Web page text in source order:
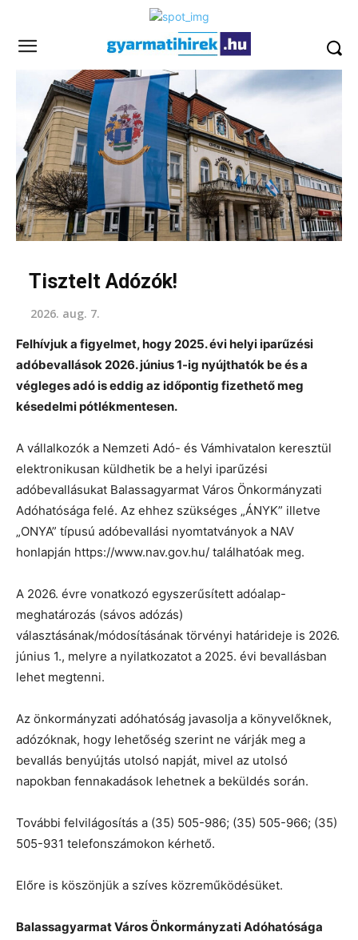
Tisztelt Adózók!
2026. aug. 7.
Felhívjuk a figyelmet, hogy 2025. évi helyi iparűzési
adóbevallások 2026. június 1-ig nyújthatók be és a
végleges adó is eddig az időpontig fizethető meg
késedelmi pótlékmentesen.
A vállalkozók a Nemzeti Adó- és Vámhivatalon keresztül
elektronikusan küldhetik be a helyi iparűzési
adóbevallásukat Balassagyarmat Város Önkormányzati
Adóhatósága felé. Az ehhez szükséges „ÁNYK” illetve
„ONYA” típusú adóbevallási nyomtatványok a NAV
honlapján https://www.nav.gov.hu/ találhatóak meg.
A 2026. évre vonatkozó egyszerűsített adóalap-
meghatározás (sávos adózás)
választásának/módosításának törvényi határideje is 2026.
június 1., melyre a nyilatkozatot a 2025. évi bevallásban
lehet megtenni.
Az önkormányzati adóhatóság javasolja a könyvelőknek,
adózóknak, hogy lehetőség szerint ne várják meg a
bevallás benyújtás utolsó napját, mivel az utolsó
napokban fennakadások lehetnek a beküldés során.
További felvilágosítás a (35) 505-986; (35) 505-966; (35)
505-931 telefonszámokon kérhető.
Előre is köszönjük a szíves közreműködésüket.
Balassagyarmat Város Önkormányzati Adóhatósága